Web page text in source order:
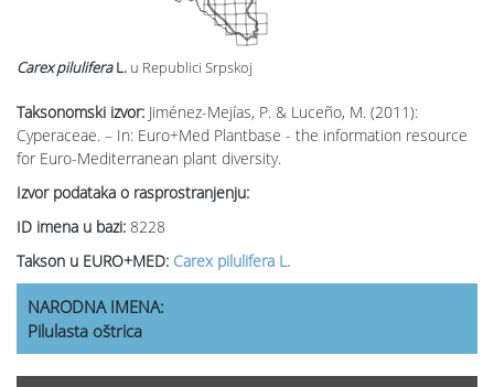
Taksonomski izvor: Jiménez-Mejías, P. & Luceño, M. (2011):
Cyperaceae. – In: Euro+Med Plantbase - the information resource
for Euro-Mediterranean plant diversity.
Izvor podataka o rasprostranjenju:
ID imena u bazi: 8228
Takson u EURO+MED: Carex pilulifera L.
Carex piluliferaL. u Republici Srpskoj
NARODNA IMENA:
Pilulasta oštrica